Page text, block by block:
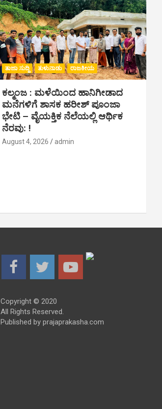
ತಾಜಾ ಸುದ್ದಿ ತುಳುನಾಡು ರಾಜಕೀಯ
ಕಲ್ಮಂಜ : ಮಳೆಯಿಂದ ಹಾನಿಗೀಡಾದ
ಮನೆಗಳಿಗೆ ಶಾಸಕ ಹರೀಶ್ ಪೂಂಜಾ
ಭೇಟಿ – ವೈಯಕ್ತಿಕ ನೆಲೆಯಲ್ಲಿ ಆರ್ಥಿಕ‌
ನೆರವು: !
August 4, 2026 admin
Copyright © 2020
All Rights Reserved.
Published by prajaprakasha.com